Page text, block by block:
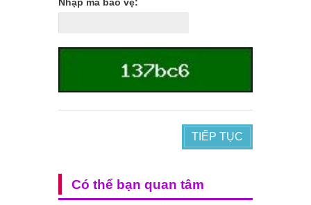
TIẾP TỤC
Có thể bạn quan tâm